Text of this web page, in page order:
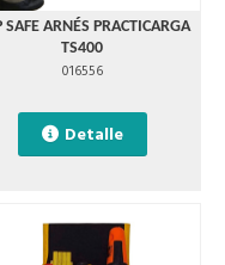
SAFE ARNÉS PRACTICARGA
TS400
016556
Detalle